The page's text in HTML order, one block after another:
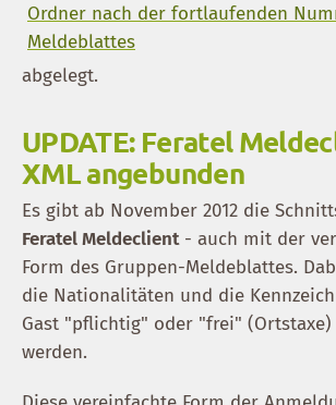
Ordner nach der fortlaufenden
Meldeblattes
abgelegt.
UPDATE: Feratel
XML angebunden
Es gibt ab November 2012 die
Feratel Meldeclient- auch mit der
Form des Gruppen-Meldeblattes.
die Nationalitäten und die
Gast "pflichtig" oder "frei"
werden.